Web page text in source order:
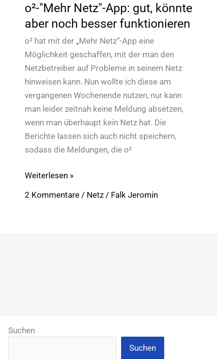
o²-"Mehr Netz"-App: gut, könnte
aber noch besser funktionieren
o² hat mit der „Mehr Netz“-App eine
Möglichkeit geschaffen, mit der man den
Netzbetreiber auf Probleme in seinem Netz
hinweisen kann. Nun wollte ich diese am
vergangenen Wochenende nutzen, nur kann
man leider zeitnah keine Meldung absetzen,
wenn man überhaupt kein Netz hat. Die
Berichte lassen sich auch nicht speichern,
sodass die Meldungen, die o²
o²-
Weiterlesen »
2 Kommentare / Netz / Falk Jeromin
Suchen
Suchen